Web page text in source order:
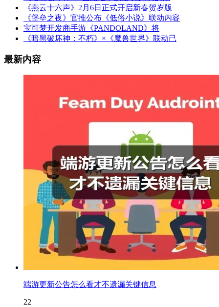
《燕云十六声》2月6日正式开启新春贺岁版
《堡垒之夜》官推公布《低俗小说》联动内容
宝可梦开发商手游《PANDOLAND》将
《暗黑破坏神：不朽》×《魔兽世界》联动已
最新内容
端游更新公告怎么看才不遗漏关键信息
22